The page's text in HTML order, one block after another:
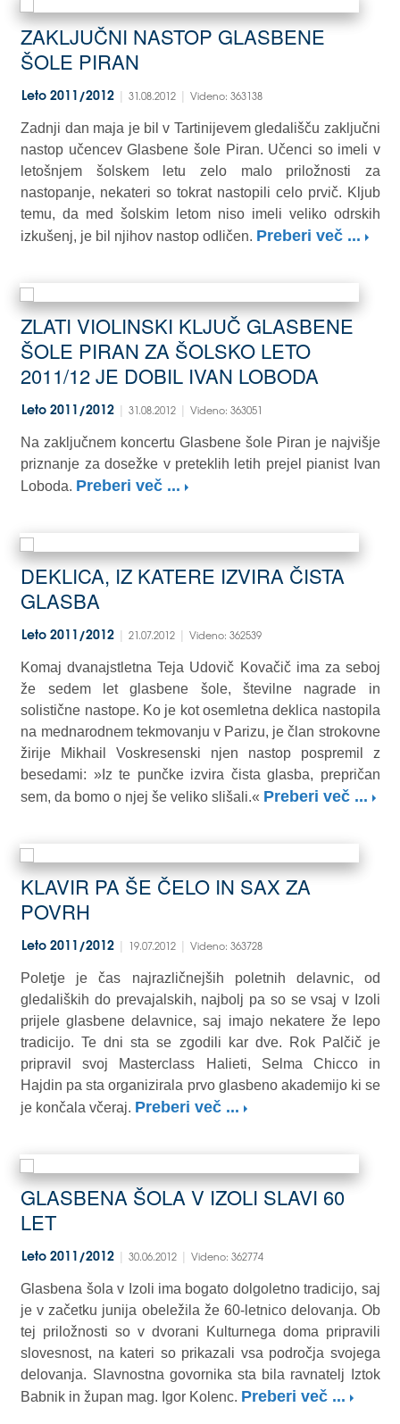
ZAKLJUČNI NASTOP GLASBENE
ŠOLE PIRAN
Leto 2011/2012 | 31.08.2012 | Videno: 363138
Zadnji dan maja je bil v Tartinijevem gledališču zaključni
nastop učencev Glasbene šole Piran. Učenci so imeli v
letošnjem šolskem letu zelo malo priložnosti za
nastopanje, nekateri so tokrat nastopili celo prvič. Kljub
temu, da med šolskim letom niso imeli veliko odrskih
izkušenj, je bil njihov nastop odličen. Preberi več ...
ZLATI VIOLINSKI KLJUČ GLASBENE
ŠOLE PIRAN ZA ŠOLSKO LETO
2011/12 JE DOBIL IVAN LOBODA
Leto 2011/2012 | 31.08.2012 | Videno: 363051
Na zaključnem koncertu Glasbene šole Piran je najvišje
priznanje za dosežke v preteklih letih prejel pianist Ivan
Loboda. Preberi več ...
DEKLICA, IZ KATERE IZVIRA ČISTA
GLASBA
Leto 2011/2012 | 21.07.2012 | Videno: 362539
Komaj dvanajstletna Teja Udovič Kovačič ima za seboj
že sedem let glasbene šole, številne nagrade in
solistične nastope. Ko je kot osemletna deklica nastopila
na mednarodnem tekmovanju v Parizu, je član strokovne
žirije Mikhail Voskresenski njen nastop pospremil z
besedami: »Iz te punčke izvira čista glasba, prepričan
sem, da bomo o njej še veliko slišali.« Preberi več ...
KLAVIR PA ŠE ČELO IN SAX ZA
POVRH
Leto 2011/2012 | 19.07.2012 | Videno: 363728
Poletje je čas najrazličnejših poletnih delavnic, od
gledaliških do prevajalskih, najbolj pa so se vsaj v Izoli
prijele glasbene delavnice, saj imajo nekatere že lepo
tradicijo. Te dni sta se zgodili kar dve. Rok Palčič je
pripravil svoj Masterclass Halieti, Selma Chicco in
Hajdin pa sta organizirala prvo glasbeno akademijo ki se
je končala včeraj. Preberi več ...
GLASBENA ŠOLA V IZOLI SLAVI 60
LET
Leto 2011/2012 | 30.06.2012 | Videno: 362774
Glasbena šola v Izoli ima bogato dolgoletno tradicijo, saj
je v začetku junija obeležila že 60-letnico delovanja. Ob
tej priložnosti so v dvorani Kulturnega doma pripravili
slovesnost, na kateri so prikazali vsa področja svojega
delovanja. Slavnostna govornika sta bila ravnatelj Iztok
Babnik in župan mag. Igor Kolenc. Preberi več ...